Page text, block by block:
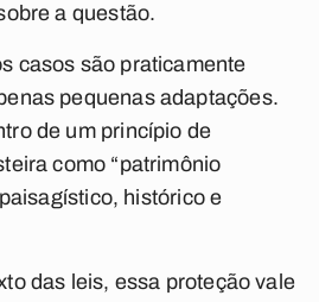
a questão.
casos são praticamente
pequenas adaptações.
de um princípio de
como “patrimônio
histórico e
das leis, essa proteção vale